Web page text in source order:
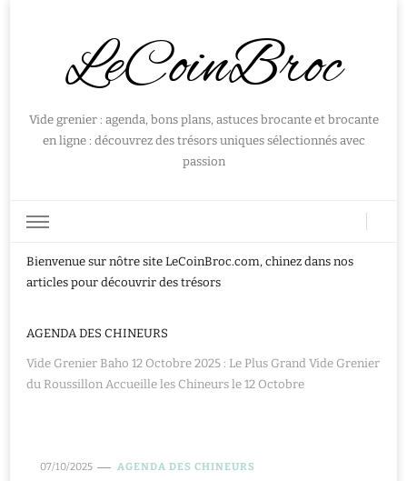
LeCoinBroc
Vide grenier : agenda, bons plans, astuces brocante et brocante
en ligne : découvrez des trésors uniques sélectionnés avec
passion
Bienvenue sur nôtre site LeCoinBroc.com, chinez dans nos
articles pour découvrir des trésors
AGENDA DES CHINEURS
Vide Grenier Baho 12 Octobre 2025 : Le Plus Grand Vide Grenier
du Roussillon Accueille les Chineurs le 12 Octobre
07/10/2025 AGENDA DES CHINEURS